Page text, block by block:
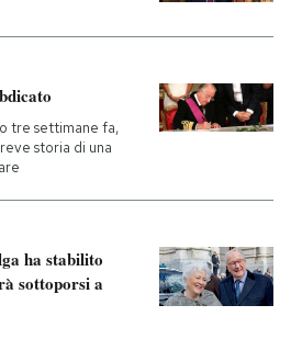
tre settimane fa,
storia di una
ha stabilito
sottoporsi a